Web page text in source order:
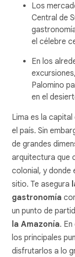
Los
Central de
el célebre
En los
Palomino
en el
Lima es la capital
el país. Sin
de grandes
arquitectura que
colonial, y donde
sitio. Te asegura
gastronomía
un punto de
la Amazonía.
los principales
disfrutarlos a lo